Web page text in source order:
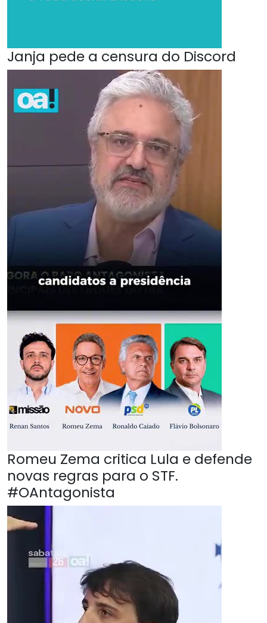
Janja pede a censura do Discord
Romeu Zema critica Lula e defende
novas regras para o STF.
#OAntagonista